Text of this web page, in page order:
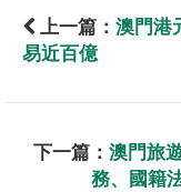
上一篇： 澳門港
易近百億
下一篇： 澳門旅
務、國籍